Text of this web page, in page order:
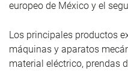
europeo de México y el
Los principales productos
máquinas y aparatos
material eléctrico, prendas